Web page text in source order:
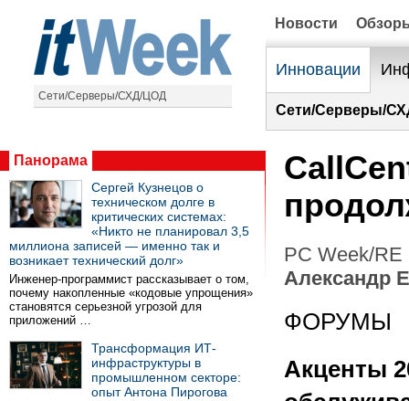
Сети/Серверы/СХД/ЦОД
Новости
Инновации
Сети/Серверы/
Панорама
Сергей Кузнецов о
техническом долге в
критических системах:
«Никто не планировал 3,5
миллиона записей — именно так и
возникает технический долг»
Инженер-программист рассказывает о том,
почему накопленные «кодовые упрощения»
становятся серьезной угрозой для
приложений …
Трансформация ИТ-
инфраструктуры в
промышленном секторе:
опыт Антона Пирогова
PC Week/RE
Александр
ФОРУМЫ
Акценты